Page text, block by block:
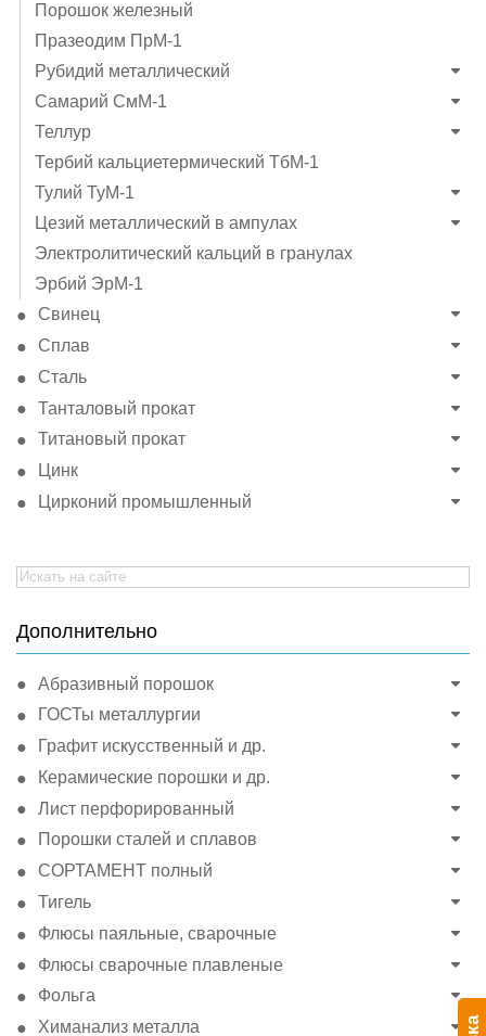
Порошок железный
Празеодим ПрМ-1
Рубидий металлический
Самарий СмМ-1
Теллур
Тербий кальциетермический ТбМ-1
Тулий ТуМ-1
Цезий металлический в ампулах
Электролитический кальций в гранулах
Эрбий ЭрМ-1
Свинец
Сплав
Сталь
Танталовый прокат
Титановый прокат
Цинк
Цирконий промышленный
Search
for:
Дополнительно
Абразивный порошок
ГОСТы металлургии
Графит искусственный и др.
Керамические порошки и др.
Лист перфорированный
Порошки сталей и сплавов
СОРТАМЕНТ полный
Тигель
Флюсы паяльные, сварочные
Флюсы сварочные плавленые
Фольга
Химанализ металла